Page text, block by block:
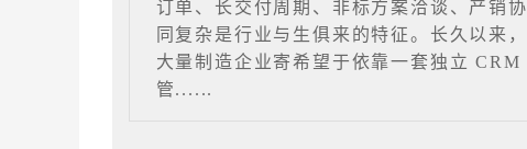
订单、长交付周期、非标方案洽谈、产销协
同复杂是行业与生俱来的特征。长久以来，
大量制造企业寄希望于依靠一套独立 CRM
管......